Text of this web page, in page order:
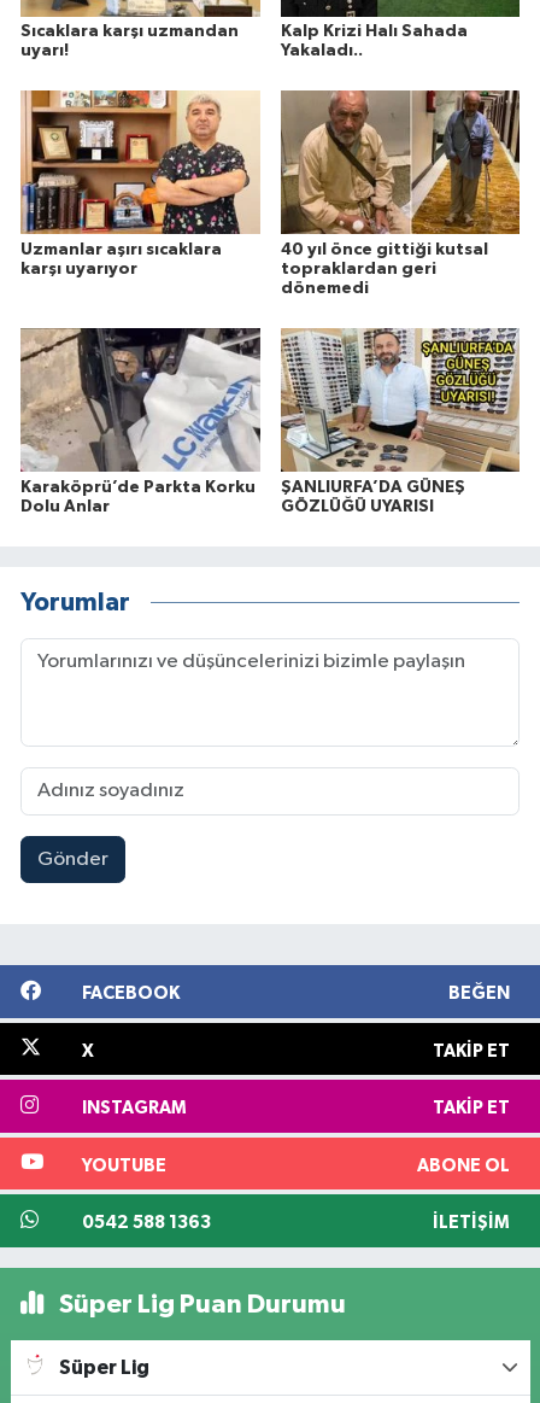
Sıcaklara karşı uzmandan
uyarı!
Kalp Krizi Halı Sahada
Yakaladı..
Uzmanlar aşırı sıcaklara
karşı uyarıyor
40 yıl önce gittiği kutsal
topraklardan geri
dönemedi
Karaköprü’de Parkta Korku
Dolu Anlar
ŞANLIURFA’DA GÜNEŞ
GÖZLÜĞÜ UYARISI
Yorumlar
Gönder
FACEBOOK BEĞEN
X TAKIP ET
INSTAGRAM TAKIP ET
YOUTUBE ABONE OL
0542 588 1363 İLETIŞIM
Süper Lig Puan Durumu
Süper Lig